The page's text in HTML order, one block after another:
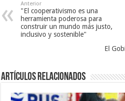
Anterior
"El cooperativismo es una
herramienta poderosa para
construir un mundo más justo,
inclusivo y sostenible"
El
Artículos Relacionados